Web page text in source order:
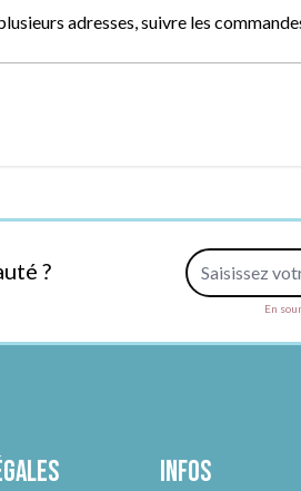
adresses, suivre les
? Adresse e-mail
En
Infos